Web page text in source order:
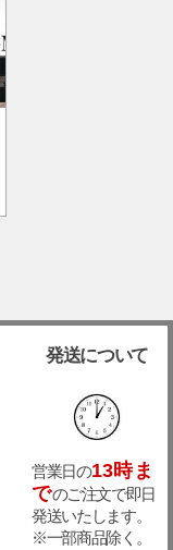
発送について
営業日の13時ま
でのご注文で即日
発送いたします。
※一部商品除く。